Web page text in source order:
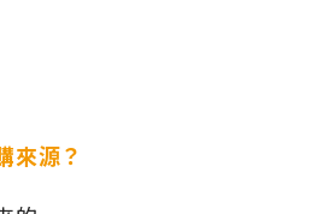
來源？